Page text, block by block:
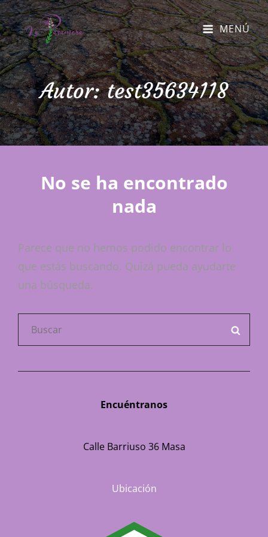
MENÚ
Autor:test35634118
No se ha encontrado
nada
Parece que no hemos podido encontrar lo
que estás buscando. Quizá pueda ayudarte
una búsqueda.
Encuéntranos
Calle Barriuso 36 Masa
Ubicación